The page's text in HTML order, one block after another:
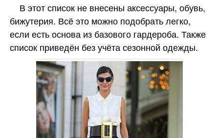
В этот список не внесены аксессуары, обувь,
бижутерия. Всё это можно подобрать легко,
если есть основа из базового гардероба. Также
список приведён без учёта сезонной одежды.